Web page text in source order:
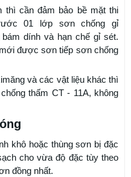
thì cần đảm bảo bề mặt thi
01 lớp sơn chống gỉ
dính và hạn chế gỉ sét.
được sơn tiếp sơn chống
và các vật liệu khác thì
thấm CT - 11A, không
khô hoặc thùng sơn bị đặc
cho vừa độ đặc tùy theo
đồng nhất.